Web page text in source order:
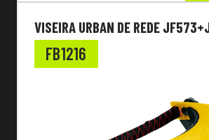
VISEIRA URBAN DE REDE
FB1216